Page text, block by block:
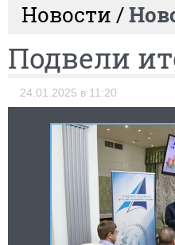
Новости /
Подвели
24.01.2025 в 11:20